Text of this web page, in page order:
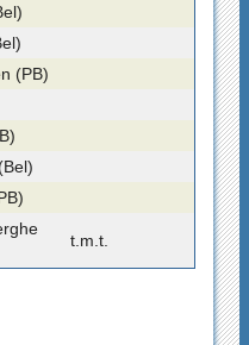
(PB)
t.m.t.